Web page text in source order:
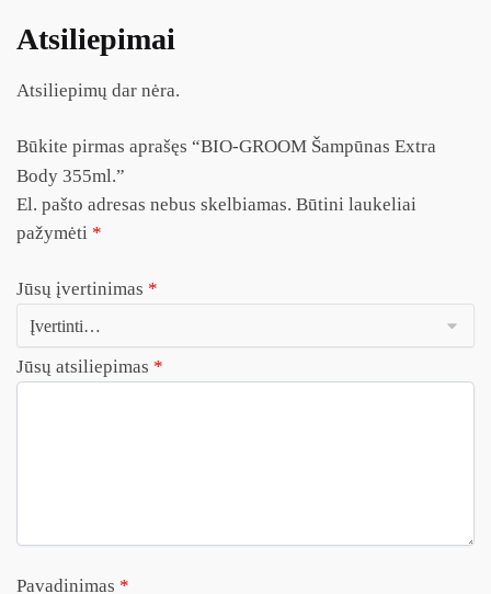
Atsiliepimai
Atsiliepimų dar nėra.
Būkite pirmas aprašęs “BIO-GROOM Šampūnas Extra
Body 355ml.”
El. pašto adresas nebus skelbiamas. Būtini laukeliai
pažymėti *
Jūsų įvertinimas *
Jūsų atsiliepimas *
Pavadinimas *